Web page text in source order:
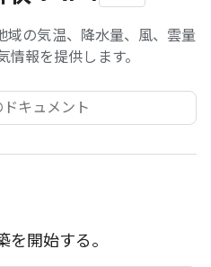
域の気温、降水量、風、雲量
情報を提供します。
を開始する。